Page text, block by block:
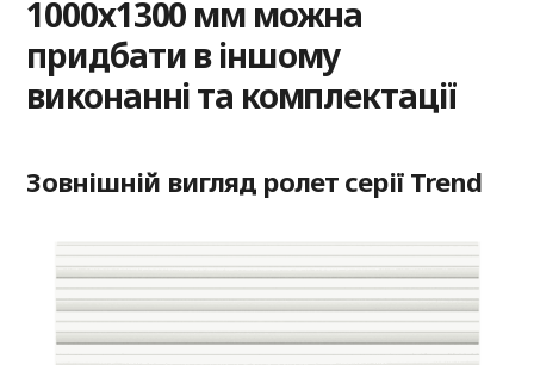
1000х1300 мм можна
придбати в іншому
виконанні та комплектації
Зовнішній вигляд ролет серії Trend